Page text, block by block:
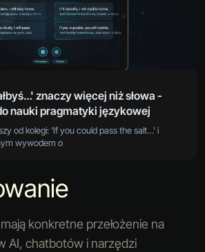
znaczy więcej niż słowa -
nauki pragmatyki językowej
od kolegi: 'If you could pass the salt…' i
wywodem o
konkretne przełożenie na
AI, chatbotów i narzędzi